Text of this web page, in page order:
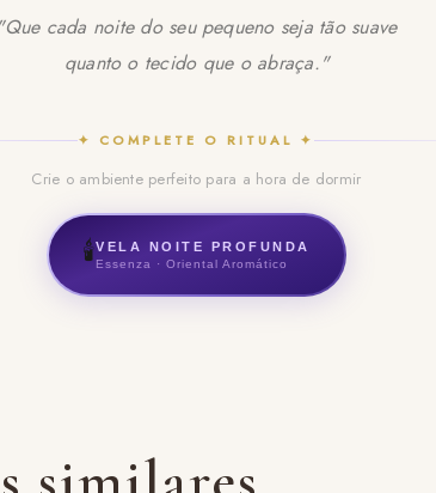
"Que cada noite do seu pequeno seja tão suave
quanto o tecido que o abraça."
✦ COMPLETE O RITUAL ✦
Crie o ambiente perfeito para a hora de dormir
🕯️VELA NOITE PROFUNDA
Essenza · Oriental Aromático